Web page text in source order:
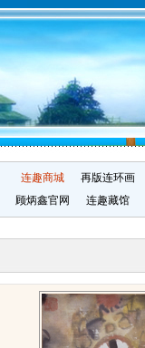
连趣商城 再版连环画
顾炳鑫官网 连趣藏馆